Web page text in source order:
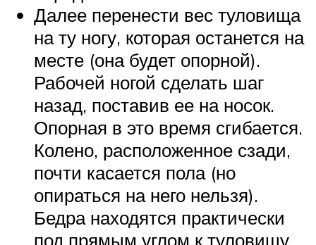
Далее перенести вес туловища
на ту ногу, которая останется на
месте (она будет опорной).
Рабочей ногой сделать шаг
назад, поставив ее на носок.
Опорная в это время сгибается.
Колено, расположенное сзади,
почти касается пола (но
опираться на него нельзя).
Бедра находятся практически
под прямым углом к туловищу.